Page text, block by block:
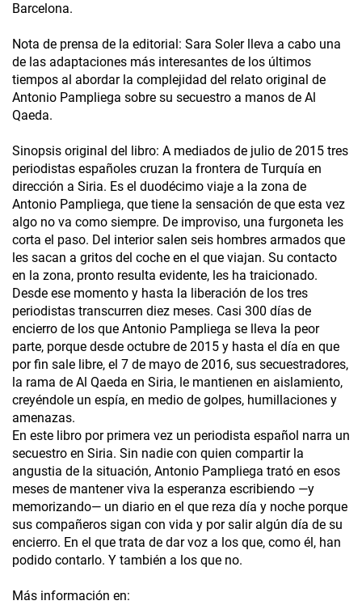
Barcelona.
Nota de prensa de la editorial: Sara Soler lleva a cabo una
de las adaptaciones más interesantes de los últimos
tiempos al abordar la complejidad del relato original de
Antonio Pampliega sobre su secuestro a manos de Al
Qaeda.
Sinopsis original del libro: A mediados de julio de 2015 tres
periodistas españoles cruzan la frontera de Turquía en
dirección a Siria. Es el duodécimo viaje a la zona de
Antonio Pampliega, que tiene la sensación de que esta vez
algo no va como siempre. De improviso, una furgoneta les
corta el paso. Del interior salen seis hombres armados que
les sacan a gritos del coche en el que viajan. Su contacto
en la zona, pronto resulta evidente, les ha traicionado.
Desde ese momento y hasta la liberación de los tres
periodistas transcurren diez meses. Casi 300 días de
encierro de los que Antonio Pampliega se lleva la peor
parte, porque desde octubre de 2015 y hasta el día en que
por fin sale libre, el 7 de mayo de 2016, sus secuestradores,
la rama de Al Qaeda en Siria, le mantienen en aislamiento,
creyéndole un espía, en medio de golpes, humillaciones y
amenazas.
En este libro por primera vez un periodista español narra un
secuestro en Siria. Sin nadie con quien compartir la
angustia de la situación, Antonio Pampliega trató en esos
meses de mantener viva la esperanza escribiendo —y
memorizando— un diario en el que reza día y noche porque
sus compañeros sigan con vida y por salir algún día de su
encierro. En el que trata de dar voz a los que, como él, han
podido contarlo. Y también a los que no.
Más información en: